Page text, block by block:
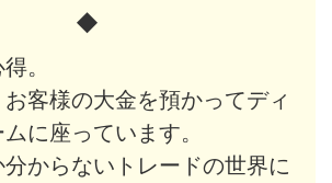
◆
。
客様の大金を預かってディ
に座っています。
からないトレードの世界に